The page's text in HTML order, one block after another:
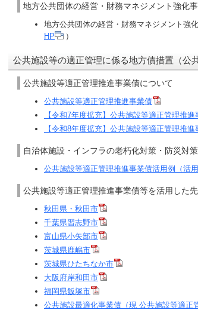
地方公共団体の経営・財務マネジメント強化
地方公共団体の経営・財務マネジメント強
HP
）
公共施設等の適正管理に係る地方債措置（公
公共施設等適正管理推進事業債について
公共施設等適正管理推進事業債
【令和7年度拡充】公共施設等適正管理推進
【令和8年度拡充】公共施設等適正管理推進
自治体施設・インフラの老朽化対策・防災対
公共施設等適正管理推進事業債活用例（活
公共施設等適正管理推進事業債等を活用した
秋田県・秋田市
千葉県習志野市
富山県小矢部市
茨城県鹿嶋市
茨城県ひたちなか市
大阪府岸和田市
福岡県飯塚市
公共施設最適化事業債（現 公共施設等適正